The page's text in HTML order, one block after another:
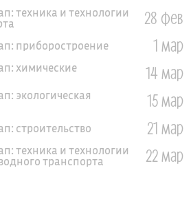
техника и технологии 28 фев
приборостроение 1 мар
химические 14 мар
экологическая 15 мар
строительство 21 мар
техника и технологии
транспорта 22 мар